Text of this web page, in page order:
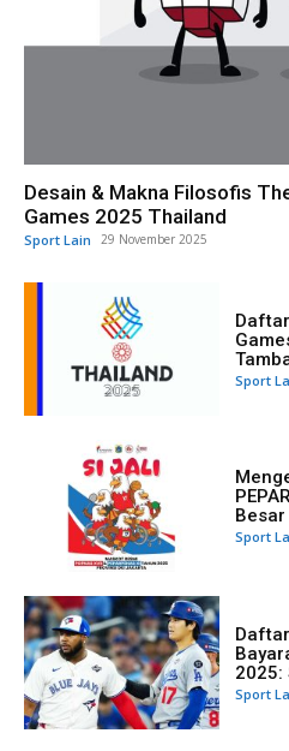
Desain & Makna Filosofis
Games 2025 Thailand
Sport Lain 29 November 2025
Sport
Sport
2025:
Sport